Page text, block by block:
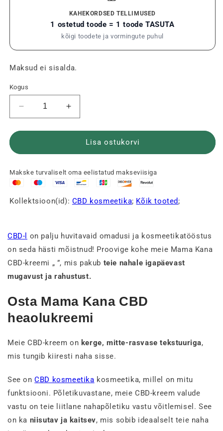
KAHEKORDSED TELLIMUSED
1 ostetud toode = 1 toode TASUTA
kõigi toodete ja vormingute puhul
Maksud ei sisalda.
Kogus
Vähendage
La
Crème
kogust
🧴.
Suurendage
La
Crème
CBD
kogust
🧴.
Lisa ostukorvi
Makske turvaliselt oma eelistatud makseviisiga
Kollektsioon(id): CBD kosmeetika; Kõik tooted;
CBD-l on palju huvitavaid omadusi ja kosmeetikatööstus
on seda hästi mõistnud! Proovige kohe meie Mama Kana
CBD-kreemi „ ”, mis pakub teie nahale igapäevast
mugavust ja rahustust.
Osta Mama Kana CBD
heaolukreemi
Meie CBD-kreem on kerge, mitte-rasvase tekstuuriga,
mis tungib kiiresti naha sisse.
See onCBD kosmeetika kosmeetika, millel on mitu
funktsiooni. Põletikuvastane, meie CBD-kreem valude
vastu on teie liitlane nahapõletiku vastu võitlemisel. See
on ka niisutav ja kaitsev, mis sobib ideaalselt teie naha